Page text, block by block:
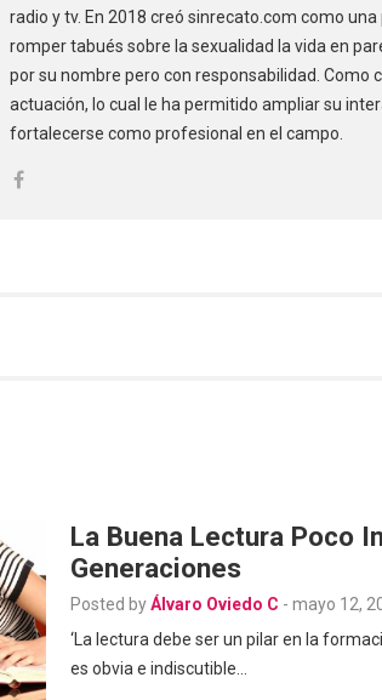
radio y tv. En 2018 creó sinrecato.com como
romper tabués sobre la sexualidad la vida en
por su nombre pero con responsabilidad. Como
actuación, lo cual le ha permitido ampliar su
fortalecerse como profesional en el campo.
La Buena Lectura Poco
Generaciones
Posted byÁlvaro Oviedo C - mayo 12,
‘La lectura debe ser un pilar en la
es obvia e indiscutible…